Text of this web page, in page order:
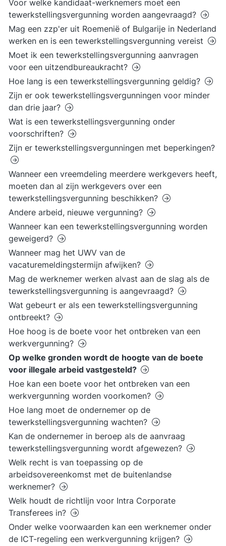
Voor welke kandidaat-werknemers moet een
tewerkstellingsvergunning worden aangevraagd?
Mag een zzp'er uit Roemenië of Bulgarije in Nederland
werken en is een tewerkstellingsvergunning vereist
Moet ik een tewerkstellingsvergunning aanvragen
voor een uitzendbureaukracht?
Hoe lang is een tewerkstellingsvergunning geldig?
Zijn er ook tewerkstellingsvergunningen voor minder
dan drie jaar?
Wat is een tewerkstellingsvergunning onder
voorschriften?
Zijn er tewerkstellingsvergunningen met beperkingen?
Wanneer een vreemdeling meerdere werkgevers heeft,
moeten dan al zijn werkgevers over een
tewerkstellingsvergunning beschikken?
Andere arbeid, nieuwe vergunning?
Wanneer kan een tewerkstellingsvergunning worden
geweigerd?
Wanneer mag het UWV van de
vacaturemeldingstermijn afwijken?
Mag de werknemer werken alvast aan de slag als de
tewerkstellingsvergunning is aangevraagd?
Wat gebeurt er als een tewerkstellingsvergunning
ontbreekt?
Hoe hoog is de boete voor het ontbreken van een
werkvergunning?
Op welke gronden wordt de hoogte van de boete
voor illegale arbeid vastgesteld?
Hoe kan een boete voor het ontbreken van een
werkvergunning worden voorkomen?
Hoe lang moet de ondernemer op de
tewerkstellingsvergunning wachten?
Kan de ondernemer in beroep als de aanvraag
tewerkstellingsvergunning wordt afgewezen?
Welk recht is van toepassing op de
arbeidsovereenkomst met de buitenlandse
werknemer?
Welk houdt de richtlijn voor Intra Corporate
Transferees in?
Onder welke voorwaarden kan een werknemer onder
de ICT-regeling een werkvergunning krijgen?